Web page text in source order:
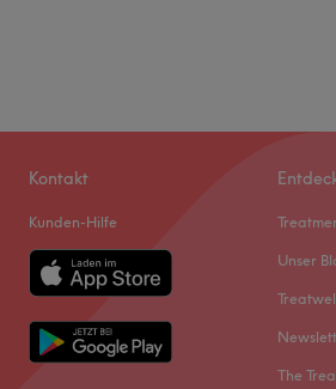
Kontakt
Kunden-Hilfe
Unser
The